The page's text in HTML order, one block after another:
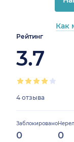
Рейтинг
3.7
4 отзыва
Заблокировано
0 0
0%
0%
25%
Как